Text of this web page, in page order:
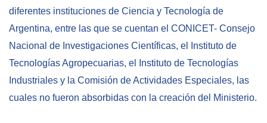
diferentes instituciones de Ciencia y Tecnología de
Argentina, entre las que se cuentan el CONICET- Consejo
Nacional de Investigaciones Científicas, el Instituto de
Tecnologías Agropecuarias, el Instituto de Tecnologías
Industriales y la Comisión de Actividades Especiales, las
cuales no fueron absorbidas con la creación del Ministerio.